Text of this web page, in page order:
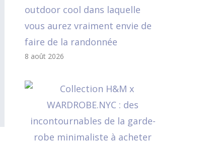
outdoor cool dans laquelle
vous aurez vraiment envie de
faire de la randonnée
8 août 2026